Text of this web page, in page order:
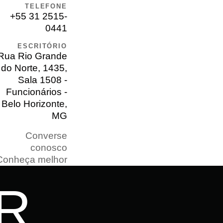
TELEFONE
+55 31 2515-
0441
ESCRITÓRIO
Rio Grande
do Norte, 1435,
Sala 1508 -
Funcionários -
Belo Horizonte,
MG
Converse
conosco
melhor